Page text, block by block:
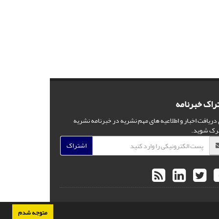
متوجه شدم
خبرنامه
دریافت اخبار و اطلاعیه های مهم نشریه در خبرنامه نشریه
شوید.
اشتراک